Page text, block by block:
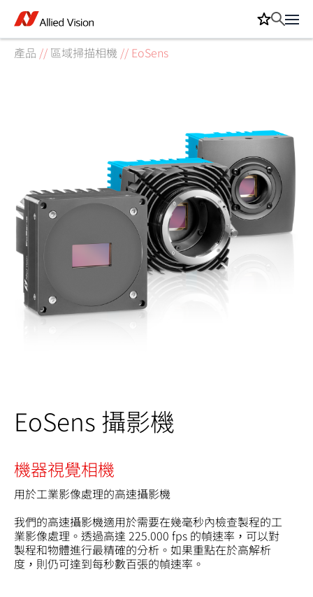
產品 // 區域掃描相機 // EoSens
EoSens 攝影機
機器視覺相機
用於工業影像處理的高速攝影機
我們的高速攝影機適用於需要在幾毫秒內檢查製程的工
業影像處理。透過高達 225.000 fps 的幀速率，可以對
製程和物體進行最精確的分析。如果重點在於高解析
度，則仍可達到每秒數百張的幀速率。